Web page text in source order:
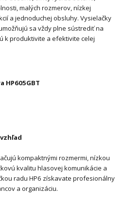
malých rozmerov, nízkej
a jednoduchej obsluhy. Vysielačky
sa vždy plne sústrediť na
k produktivite a efektivite celej
HP605GBT
kompaktnými rozmermi, nízkou
kvalitu hlasovej komunikácie a
radu HP6 získavate profesionálny
a organizáciu.